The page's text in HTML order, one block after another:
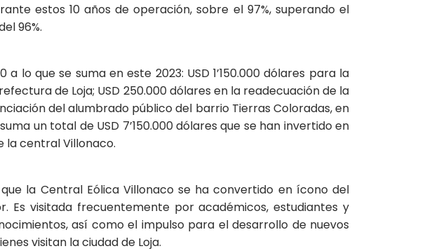
estos 10 años de operación, sobre el 97%, superando el
96%.
a lo que se suma en este 2023: USD 1’150.000 dólares para la
de Loja; USD 250.000 dólares en la readecuación de la
del alumbrado público del barrio Tierras Coloradas, en
un total de USD 7’150.000 dólares que se han invertido en
la central Villonaco.
que la Central Eólica Villonaco se ha convertido en ícono del
Es visitada frecuentemente por académicos, estudiantes y
así como el impulso para el desarrollo de nuevos
visitan la ciudad de Loja.